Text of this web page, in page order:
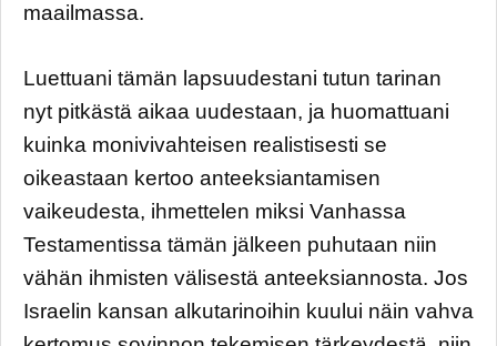
maailmassa.
Luettuani tämän lapsuudestani tutun tarinan
nyt pitkästä aikaa uudestaan, ja huomattuani
kuinka monivivahteisen realistisesti se
oikeastaan kertoo anteeksiantamisen
vaikeudesta, ihmettelen miksi Vanhassa
Testamentissa tämän jälkeen puhutaan niin
vähän ihmisten välisestä anteeksiannosta. Jos
Israelin kansan alkutarinoihin kuului näin vahva